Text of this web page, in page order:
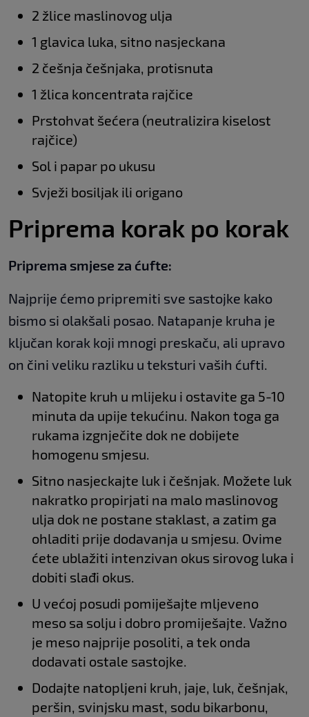
2 žlice maslinovog ulja
1 glavica luka, sitno nasjeckana
2 češnja češnjaka, protisnuta
1 žlica koncentrata rajčice
Prstohvat šećera (neutralizira kiselost
rajčice)
Sol i papar po ukusu
Svježi bosiljak ili origano
Priprema korak po korak
Priprema smjese za ćufte:
Najprije ćemo pripremiti sve sastojke kako
bismo si olakšali posao. Natapanje kruha je
ključan korak koji mnogi preskaču, ali upravo
on čini veliku razliku u teksturi vaših ćufti.
Natopite kruh u mlijeku i ostavite ga 5-10
minuta da upije tekućinu. Nakon toga ga
rukama izgnječite dok ne dobijete
homogenu smjesu.
Sitno nasjeckajte luk i češnjak. Možete luk
nakratko propirjati na malo maslinovog
ulja dok ne postane staklast, a zatim ga
ohladiti prije dodavanja u smjesu. Ovime
ćete ublažiti intenzivan okus sirovog luka i
dobiti slađi okus.
U većoj posudi pomiješajte mljeveno
meso sa solju i dobro promiješajte. Važno
je meso najprije posoliti, a tek onda
dodavati ostale sastojke.
Dodajte natopljeni kruh, jaje, luk, češnjak,
peršin, svinjsku mast, sodu bikarbonu,